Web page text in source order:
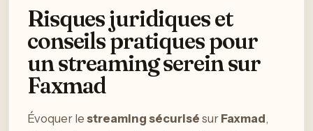
Risques juridiques et
conseils pratiques pour
un streaming serein sur
Faxmad
Évoquer le streaming sécurisé sur Faxmad,